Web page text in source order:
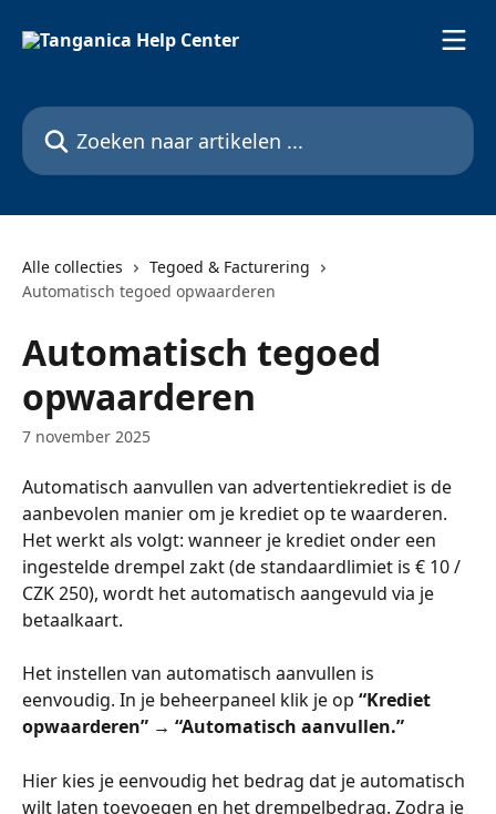
Zoeken naar artikelen ...
Alle collecties
Tegoed & Facturering
Automatisch tegoed opwaarderen
Automatisch tegoed
opwaarderen
7 november 2025
Automatisch aanvullen van advertentiekrediet is de
aanbevolen manier om je krediet op te waarderen.
Het werkt als volgt: wanneer je krediet onder een
ingestelde drempel zakt (de standaardlimiet is € 10 /
CZK 250), wordt het automatisch aangevuld via je
betaalkaart.
Het instellen van automatisch aanvullen is
eenvoudig. In je beheerpaneel klik je op “Krediet
opwaarderen” → “Automatisch aanvullen.”
Hier kies je eenvoudig het bedrag dat je automatisch
wilt laten toevoegen en het drempelbedrag. Zodra je